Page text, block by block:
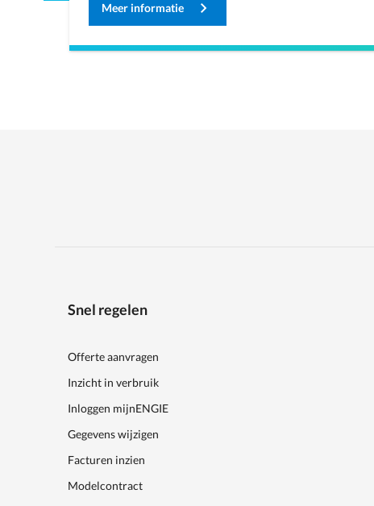
Meer informatie
Snel regelen
Offerte aanvragen
Inzicht in verbruik
Inloggen mijnENGIE
Gegevens wijzigen
Facturen inzien
Modelcontract